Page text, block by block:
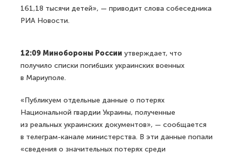
161,18 тысячи детей», — приводит слова собеседника
РИА Новости.
12:09 Минобороны России утверждает, что
получило списки погибших украинских военных
в Мариуполе.
«Публикуем отдельные данные о потерях
Национальной гвардии Украины, полученные
из реальных украинских документов», — сообщается
в телеграм-канале министерства. В эти данные попали
«сведения о значительных потерях среди